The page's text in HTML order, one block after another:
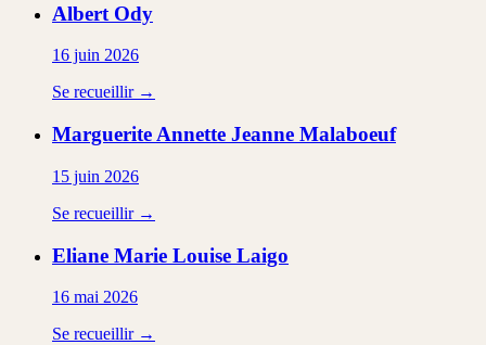
Albert Ody
16 juin 2026
Se recueillir →
Marguerite Annette Jeanne Malaboeuf
15 juin 2026
Se recueillir →
Eliane Marie Louise Laigo
16 mai 2026
Se recueillir →